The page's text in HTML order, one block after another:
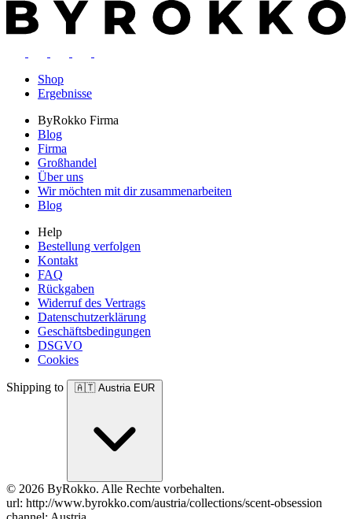
Shop
Ergebnisse
ByRokko Firma
Blog
Firma
Großhandel
Über uns
Wir möchten mit dir zusammenarbeiten
Blog
Help
Bestellung verfolgen
Kontakt
FAQ
Rückgaben
Widerruf des Vertrags
Datenschutzerklärung
Geschäftsbedingungen
DSGVO
Cookies
Shipping to 🇦🇹 Austria EUR
© 2026 ByRokko. Alle Rechte vorbehalten.
url: http://www.byrokko.com/austria/collections/scent-obsession